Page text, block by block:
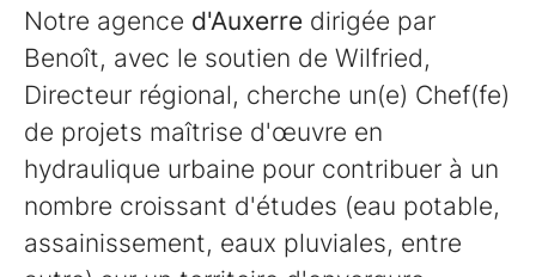
Notre agence d'Auxerre dirigée par
Benoît, avec le soutien de Wilfried,
Directeur régional, cherche un(e) Chef(fe)
de projets maîtrise d'œuvre en
hydraulique urbaine pour contribuer à un
nombre croissant d'études (eau potable,
assainissement, eaux pluviales, entre